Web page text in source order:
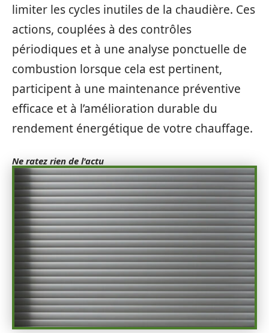
limiter les cycles inutiles de la chaudière. Ces
actions, couplées à des contrôles
périodiques et à une analyse ponctuelle de
combustion lorsque cela est pertinent,
participent à une maintenance préventive
efficace et à l’amélioration durable du
rendement énergétique de votre chauffage.
Ne ratez rien de l'actu